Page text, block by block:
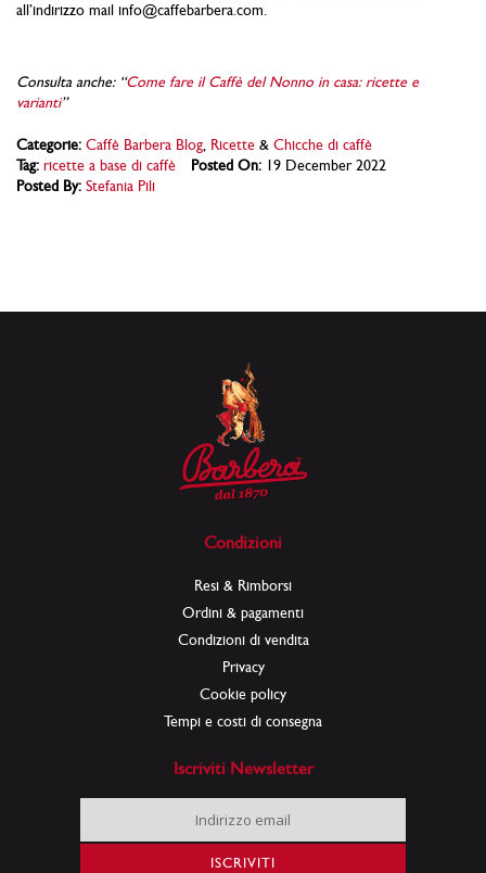
all’indirizzo mail info@caffebarbera.com.
Consulta anche: “Come fare il Caffè del Nonno in casa: ricette e
varianti”
Categorie: Caffè Barbera Blog, Ricette & Chicche di caffè
Tag: ricette a base di caffè Posted On: 19 December 2022
Posted By: Stefania Pili
Condizioni
Resi & Rimborsi
Ordini & pagamenti
Condizioni di vendita
Privacy
Cookie policy
Tempi e costi di consegna
Iscriviti Newsletter
Iscriviti
alla
nostra
ISCRIVITI